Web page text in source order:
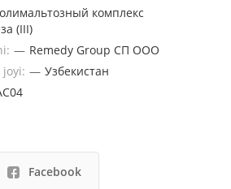
комплекс
(III)
— Remedy Group СП OOO
— Узбекистан
Facebook